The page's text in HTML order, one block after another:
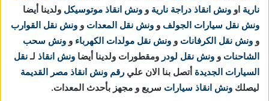
نارية او ونش انقاذ دراجة نارية و ونش انقاذ موتوسيكل ولدينا أيضا
ونش نقل سيارات الجولف و ونش نقل المعدات و ونش نقل القوارب
و ونش نقل الكرفانات و ونش نقل مولدات الكهرباء و ونش سحب
الشاحنات و ونش نقل لودر ومقطورات ولدينا أيضا ونش انقاذ لـنقل
السيارات الجديدة أتصل بنا الان علي رقم ونش انقاذ مصر القديمة
ليصلك ونش انقاذ سيارات سريع و مجهز بأحدث المعدات.